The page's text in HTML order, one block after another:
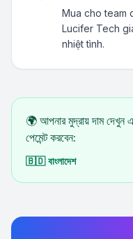
Mua cho team
Lucifer Tech
nhiệt tình.
🌍 আপনার মুদ্রায় দাম দেখুন
পেমেন্ট করবেন:
🇧🇩 বাংলাদেশ